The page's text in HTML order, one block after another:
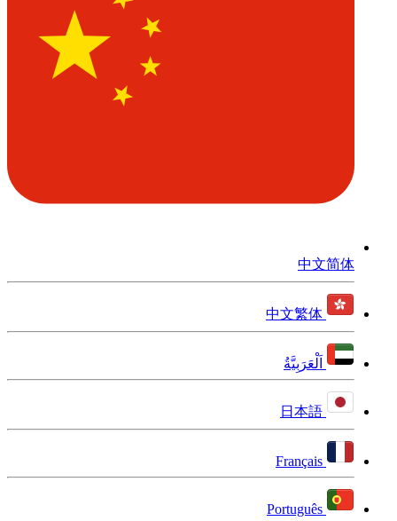
中文简体
中文繁体
اَلْعَرَبِيَّةُ
日本語
Français
Português